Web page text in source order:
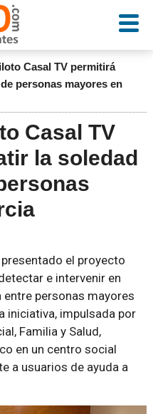
Casal TV permitirá
personas mayores en
Casal TV
la soledad
el proyecto
e intervenir en
personas mayores
iniciativa, impulsada por
Familia y Salud,
en un centro social
a usuarios de ayuda a